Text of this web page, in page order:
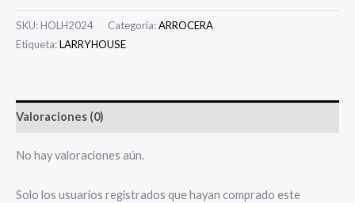
SKU: HOLH2024 Categoría:ARROCERA
Etiqueta:LARRYHOUSE
Valoraciones (0)
No hay valoraciones aún.
Solo los usuarios registrados que hayan comprado este